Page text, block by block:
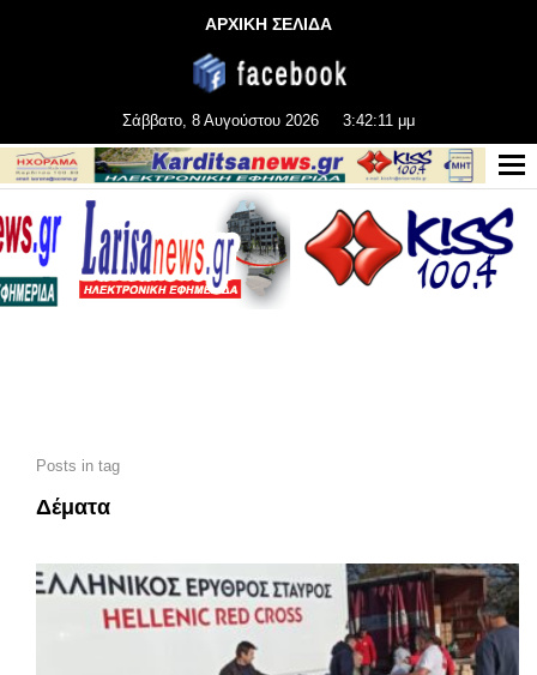
ΑΡΧΙΚΗ ΣΕΛΙΔΑ
Σάββατο, 8 Αυγούστου 2026 3:42:13 μμ
Posts in tag
Δέματα